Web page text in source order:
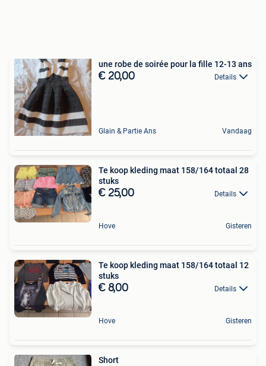
une robe de soirée pour la fille 12-13 ans
€ 20,00 Details
Glain & Partie Ans Vandaag
Te koop kleding maat 158/164 totaal 28
stuks
€ 25,00 Details
Hove Gisteren
Te koop kleding maat 158/164 totaal 12
stuks
€ 8,00 Details
Hove Gisteren
Short